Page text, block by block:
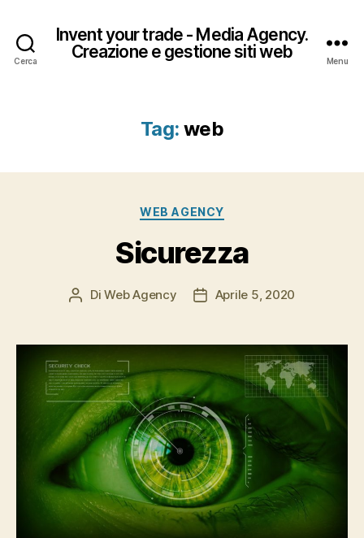
Cerca
Invent your trade - Media Agency.
Creazione e gestione siti web
Menu
Tag: web
Categorie
WEB AGENCY
Sicurezza
Autore
DiWeb Agency
DataAprile 5, 2020